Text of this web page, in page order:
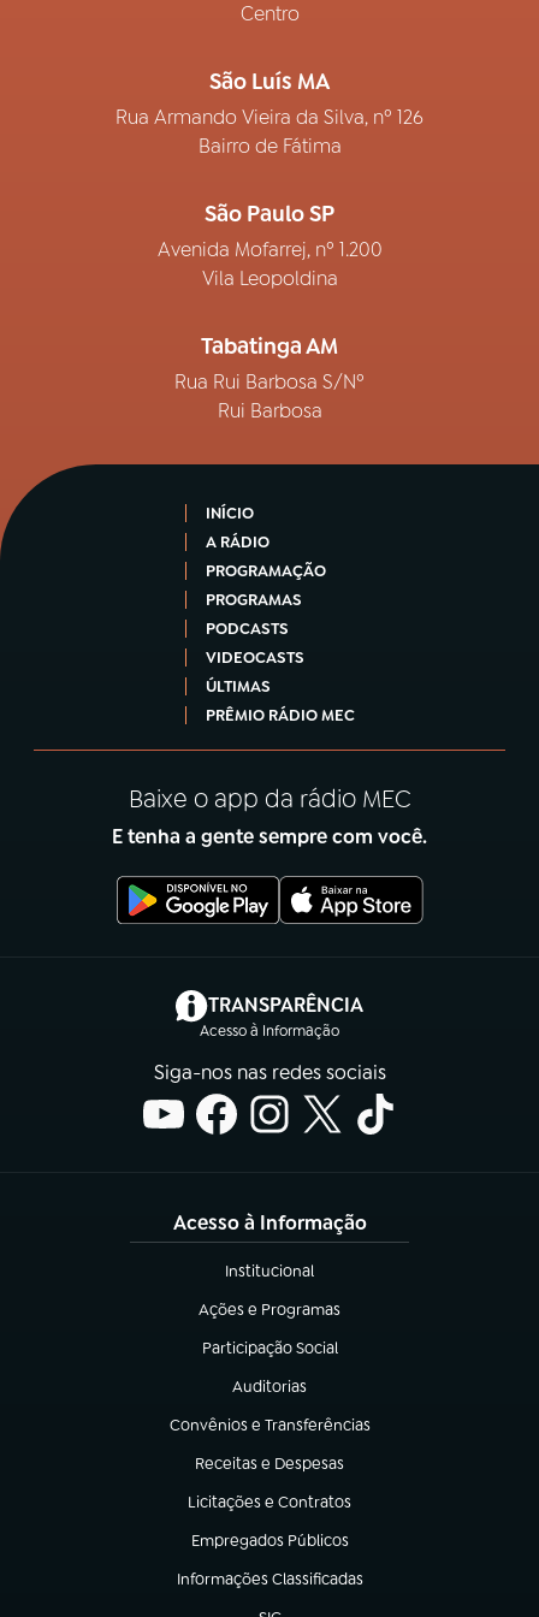
Centro
São Luís MA
Rua Armando Vieira da Silva, nº 126
Bairro de Fátima
São Paulo SP
Avenida Mofarrej, nº 1.200
Vila Leopoldina
Tabatinga AM
Rua Rui Barbosa S/Nº
Rui Barbosa
INÍCIO
A RÁDIO
PROGRAMAÇÃO
PROGRAMAS
PODCASTS
VIDEOCASTS
ÚLTIMAS
PRÊMIO RÁDIO MEC
Baixe o app da rádio MEC
E tenha a gente sempre com você.
TRANSPARÊNCIA
Acesso à Informação
(abre em nova aba)
Siga-nos nas redes sociais
Acesso à Informação
Institucional
(abre em nova aba)
Ações e Programas
(abre em nova aba)
Participação Social
(abre em nova aba)
Auditorias
(abre em nova aba)
Convênios e Transferências
(abre em nova aba)
Receitas e Despesas
(abre em nova aba)
Licitações e Contratos
(abre em nova aba)
Empregados Públicos
(abre em nova aba)
Informações Classificadas
(abre em nova aba)